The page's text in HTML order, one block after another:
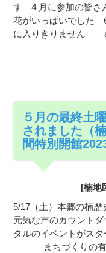
す ４月に参加の皆さ
花がいっぱいでした
に入りきりません
５月の最終土
されました（
間特別開館2023
[楠地
5/17（土）本郷の楠
元気な声のカウント
タルのイベン
まちづくりの有志